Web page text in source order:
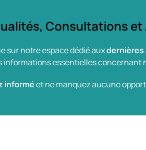
Consultations et
sur notre espace dédié aux
informations essentielles concernant
informéet ne manquez aucune